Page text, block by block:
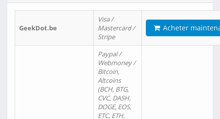
GeekDot.be
Visa /
Mastercard /
Stripe
Acheter
Paypal /
Webmoney /
Bitcoin,
Altcoins
(BCH, BTG,
CVC, DASH,
DOGE, EOS,
ETC, ETH,